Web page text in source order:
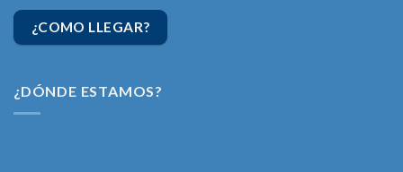
¿COMO LLEGAR?
¿DÓNDE ESTAMOS?